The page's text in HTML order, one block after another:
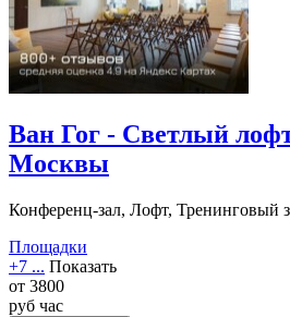
Ван Гог - Светлый
Москвы
Конференц-зал, Лофт, Тренинговый
Площадки
+7 ... Показать
от 3800
руб час